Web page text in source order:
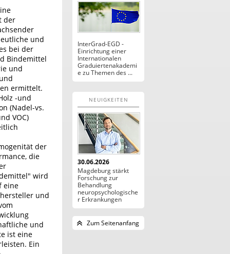
der
und
bei der
Bindemittel
und
ermittelt.
-und
(Nadel-vs.
VOC)
der
die
wird
eine
und
und
ist eine
Ein
InterGrad-EGD -
Einrichtung einer
Internationalen
Graduiertenakademi
e zu Themen des ...
NEUIGKEITEN
30.06.2026
Magdeburg stärkt
Forschung zur
Behandlung
neuropsychologische
r Erkrankungen
Zum Seitenanfang